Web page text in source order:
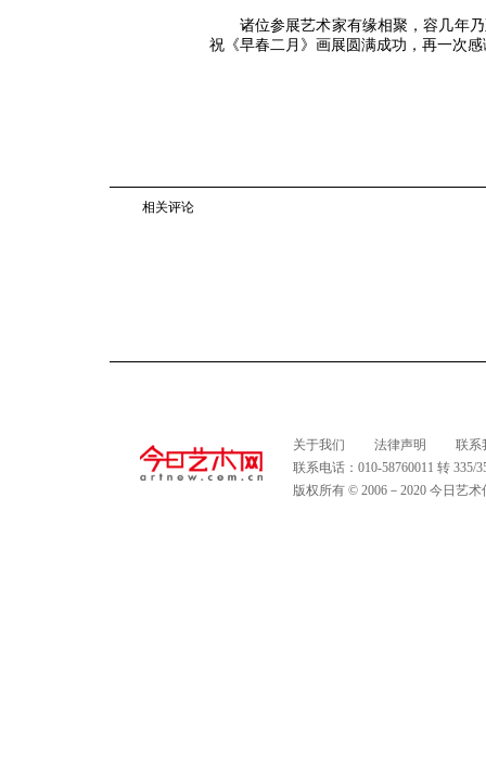
诸位参展艺术家有缘相聚，容几年乃
祝《早春二月》画展圆满成功，再一次
相关评论
关于我们 法律声明
联系
联系电话：010-58760011 转
版权所有 © 2006－2020 今日艺